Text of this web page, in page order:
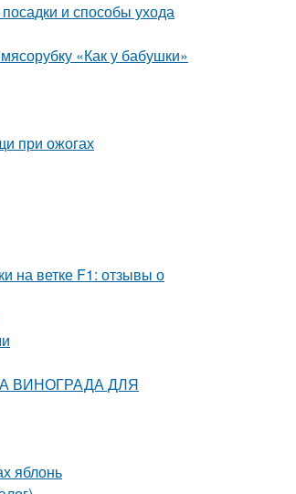
и способы ухода
«Как у бабушки»
при ожогах
на ветке F1: отзывы о
ВИНОГРАДА ДЛЯ
яблонь